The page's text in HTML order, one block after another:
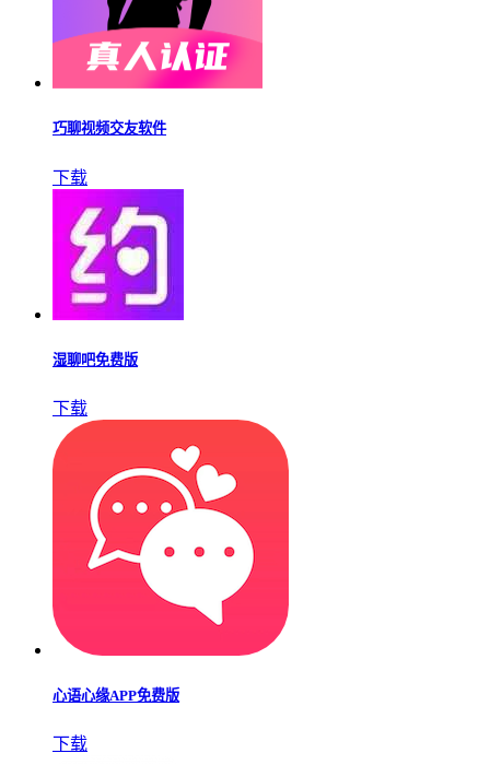
巧聊视频交友软件
下载
湿聊吧免费版
下载
心语心缘APP免费版
下载